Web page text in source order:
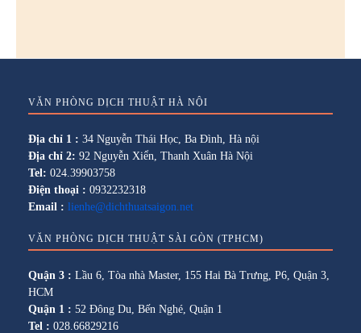
VĂN PHÒNG DỊCH THUẬT HÀ NỘI
Địa chỉ 1 : 34 Nguyễn Thái Học, Ba Đình, Hà nội
Địa chỉ 2: 92 Nguyễn Xiển, Thanh Xuân Hà Nội
Tel: 024.39903758
Điện thoại : 0932232318
Email : lienhe@dichthuatsaigon.net
VĂN PHÒNG DỊCH THUẬT SÀI GÒN (TPHCM)
Quận 3 : Lầu 6, Tòa nhà Master, 155 Hai Bà Trưng, P6, Quận 3,
HCM
Quận 1 : 52 Đông Du, Bến Nghé, Quận 1
Tel : 028.66829216